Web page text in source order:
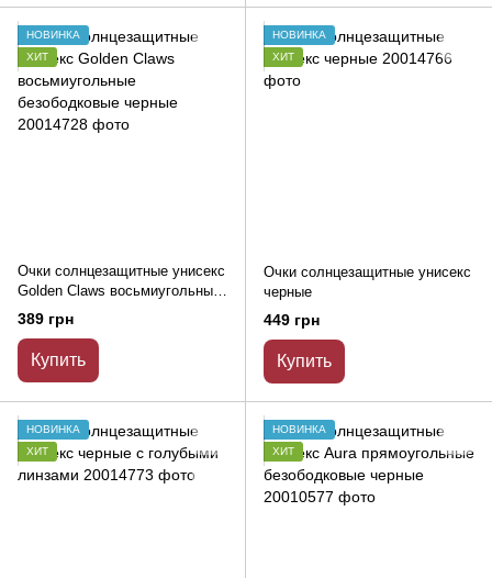
НОВИНКА
ХИТ
Очки солнцезащитные унисекс
Golden Claws восьмиугольные
безободковые черные
389 грн
Купить
НОВИНКА
ХИТ
Очки солнцезащитные унисекс
черные
449 грн
Купить
НОВИНКА
ХИТ
НОВИНКА
ХИТ